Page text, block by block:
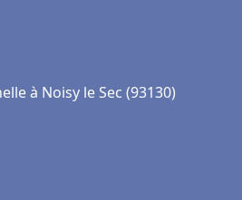
à Noisy le Sec (93130)